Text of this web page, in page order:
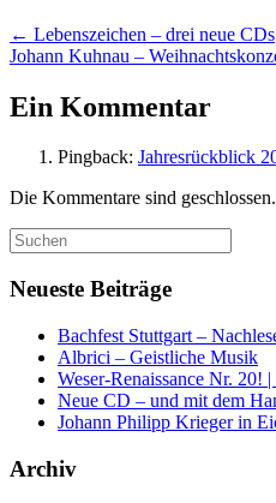
← Lebenszeichen – drei neue CDs
Johann Kuhnau –
Ein Kommentar
Pingback: Jahresrückblick
Die Kommentare sind geschlossen.
Suchen
nach:
Neueste Beiträge
Bachfest Stuttgart –
Albrici – Geistliche Musik
Weser-Renaissance Nr. 20!
Neue CD – und mit dem
Johann Philipp Krieger in
Archiv